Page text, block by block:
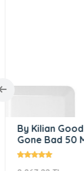
By Kilian Good Girl
Gone Bad 50 ML
Kadın Parfum